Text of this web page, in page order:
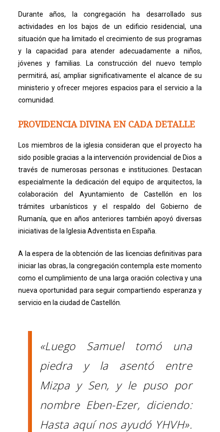
Durante años, la congregación ha desarrollado sus
actividades en los bajos de un edificio residencial, una
situación que ha limitado el crecimiento de sus programas
y la capacidad para atender adecuadamente a niños,
jóvenes y familias. La construcción del nuevo templo
permitirá, así, ampliar significativamente el alcance de su
ministerio y ofrecer mejores espacios para el servicio a la
comunidad.
PROVIDENCIA DIVINA EN CADA DETALLE
Los miembros de la iglesia consideran que el proyecto ha
sido posible gracias a la intervención providencial de Dios a
través de numerosas personas e instituciones. Destacan
especialmente la dedicación del equipo de arquitectos, la
colaboración del Ayuntamiento de Castellón en los
trámites urbanísticos y el respaldo del Gobierno de
Rumanía, que en años anteriores también apoyó diversas
iniciativas de la Iglesia Adventista en España.
A la espera de la obtención de las licencias definitivas para
iniciar las obras, la congregación contempla este momento
como el cumplimiento de una larga oración colectiva y una
nueva oportunidad para seguir compartiendo esperanza y
servicio en la ciudad de Castellón.
«Luego Samuel tomó una
piedra y la asentó entre
Mizpa y Sen, y le puso por
nombre Eben-Ezer, diciendo:
Hasta aquí nos ayudó YHVH».